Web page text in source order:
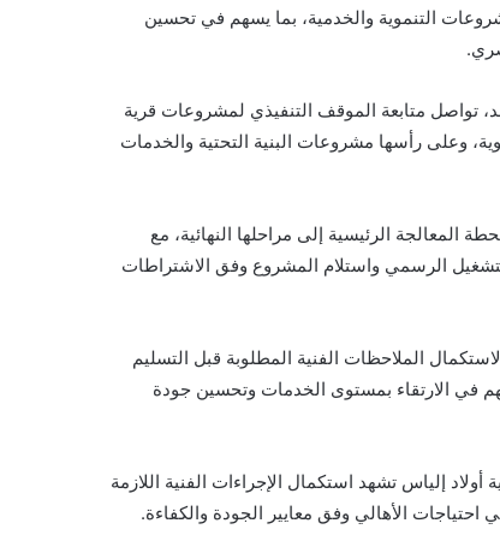
التنموية والخدمية، بما يسهم في تحسين
تواصل متابعة الموقف التنفيذي لمشروعات قرية
وعلى رأسها مشروعات البنية التحتية والخدمات
الرئيسية إلى مراحلها النهائية، مع
الرسمي واستلام المشروع وفق الاشتراطات
الملاحظات الفنية المطلوبة قبل التسليم
في الارتقاء بمستوى الخدمات وتحسين جودة
إلياس تشهد استكمال الإجراءات الفنية اللازمة
احتياجات الأهالي وفق معايير الجودة والكفاءة.